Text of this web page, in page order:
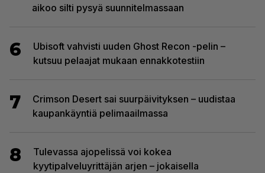
aikoo silti pysyä suunnitelmassaan
6
Ubisoft vahvisti uuden Ghost Recon -pelin –
kutsuu pelaajat mukaan ennakkotestiin
7
Crimson Desert sai suurpäivityksen – uudistaa
kaupankäyntiä pelimaailmassa
8
Tulevassa ajopelissä voi kokea
kyytipalveluyrittäjän arjen – jokaisella